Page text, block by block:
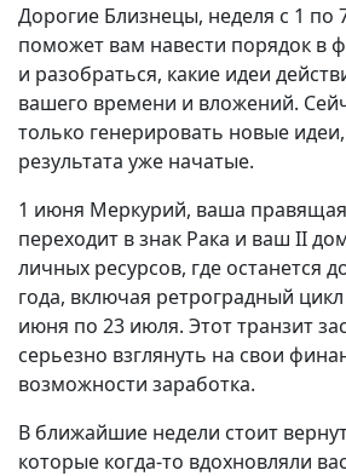
Дорогие Близнецы, неделя с 1 по
поможет вам навести порядок в
и разобраться, какие идеи
вашего времени и вложений.
только генерировать новые
результата уже начатые.
1 июня Меркурий, ваша
переходит в знак Рака и ваш II
личных ресурсов, где останется
года, включая ретроградный
июня по 23 июля. Этот транзит
серьезно взглянуть на свои
возможности заработка.
В ближайшие недели стоит
которые когда-то вдохновляли